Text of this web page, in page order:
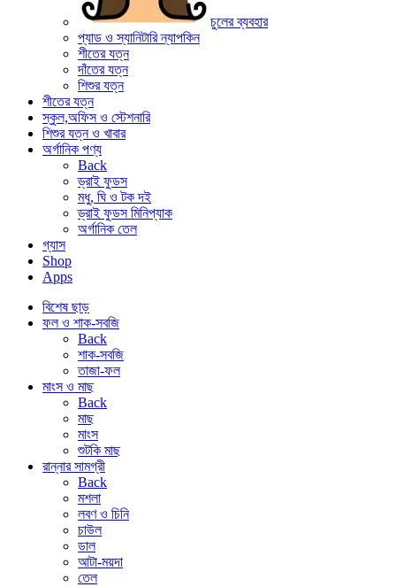
চুলের ব্যবহার
প্যাড ও স্যানিটারি ন্যাপকিন
শীতের যত্ন
দাঁতের যত্ন
শিশুর যত্ন
শীতের যত্ন
স্কুল,অফিস ও স্টেশনারি
শিশুর যত্ন ও খাবার
অর্গানিক পণ্য
Back
ড্রাই ফুডস
মধু, ঘি ও টক দই
ড্রাই ফুডস মিনিপ্যাক
অর্গানিক তেল
গ্যাস
Shop
Apps
বিশেষ ছাড়
ফল ও শাক-সবজি
Back
শাক-সবজি
তাজা-ফল
মাংস ও মাছ
Back
মাছ
মাংস
শুটকি মাছ
রান্নার সামগ্রী
Back
মশলা
লবণ ও চিনি
চাউল
ডাল
আটা-ময়দা
তেল